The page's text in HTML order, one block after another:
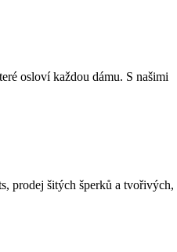
osloví každou dámu. S našimi
prodej šitých šperků a tvořivých,